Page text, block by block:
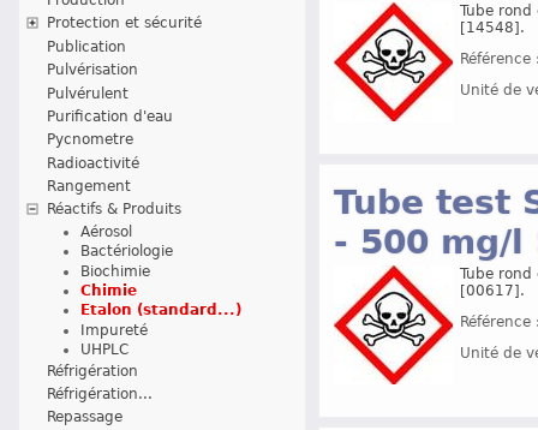
Protection et sécurité
Publication
Pulvérisation
Pulvérulent
Purification d'eau
Pycnometre
Radioactivité
Rangement
Réactifs & Produits
Aérosol
Bactériologie
Biochimie
Chimie
Etalon (standard...)
Impureté
UHPLC
Réfrigération
Réfrigération...
Repassage
Tube
[14548].
Unité de
Tube test
- 500 mg/l
Tube
[00617].
Unité de